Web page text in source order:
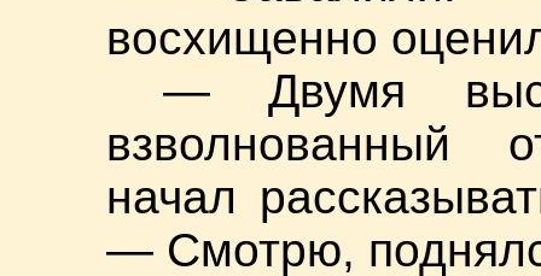
восхищенно
— Двумя
взволнованный
начал
— Смотрю,